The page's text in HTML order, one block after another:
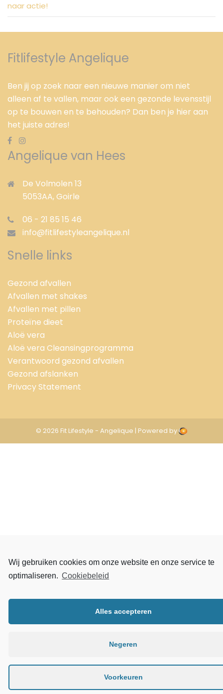
Wij gebruiken cookies om onze website en onze service te
optimaliseren. Cookiebeleid
Alles accepteren
Negeren
Voorkeuren
naar actie!
Fitlifestyle Angelique
Ben jij op zoek naar een nieuwe manier om niet
alleen af te vallen, maar ook een gezonde levensstijl
op te bouwen en te behouden? Dan ben je hier aan
het juiste adres!
Angelique van Hees
De Volmolen 13
5053AA,Goirle
06 - 21 85 15 46
info@fitlifestyleangelique.nl
Snelle links
Gezond afvallen
Afvallen met shakes
Afvallen met pillen
Proteïne dieet
Aloë vera
Aloë vera Cleansingprogramma
Verantwoord gezond afvallen
Gezond afslanken
Privacy Statement
© 2026 Fit Lifestyle - Angelique | Powered by